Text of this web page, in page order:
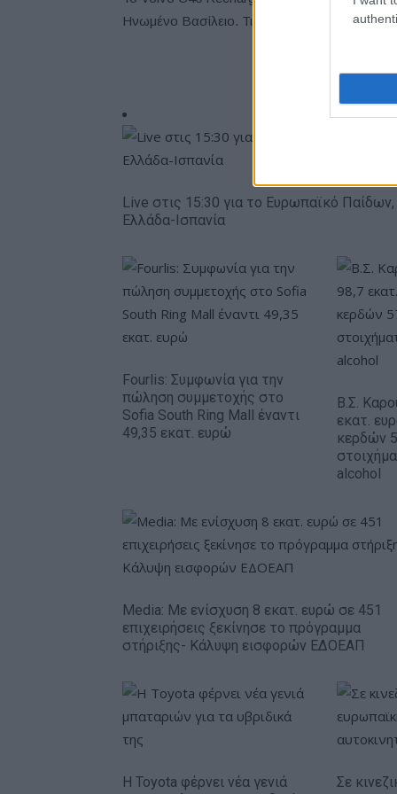
Ηνωμένο Βασίλειο. Τις επόμενες
Live στις 15:30 για το Ευρωπαϊκό Παίδων,
Ελλάδα-Ισπανία
Fourlis: Συμφωνία για την
πώληση συμμετοχής στο
Sofia South Ring Mall έναντι
49,35 εκατ. ευρώ
Β.Σ.
εκατ.
κερδών
alcohol
Media: Με ενίσχυση 8 εκατ. ευρώ σε 451
επιχειρήσεις ξεκίνησε το πρόγραμμα
στήριξης- Κάλυψη εισφορών ΕΔΟΕΑΠ
Η Toyota φέρνει νέα γενιά
Σε